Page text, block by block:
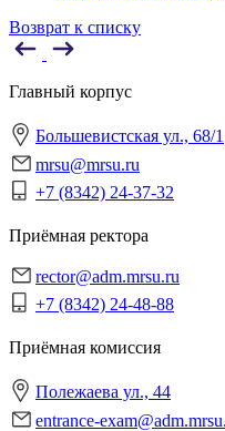
Возврат к списку
Главный корпус
Большевистская ул., 68/1
mrsu@mrsu.ru
+7 (8342) 24-37-32
Приёмная ректора
rector@adm.mrsu.ru
+7 (8342) 24-48-88
Приёмная комиссия
Полежаева ул., 44
entrance-